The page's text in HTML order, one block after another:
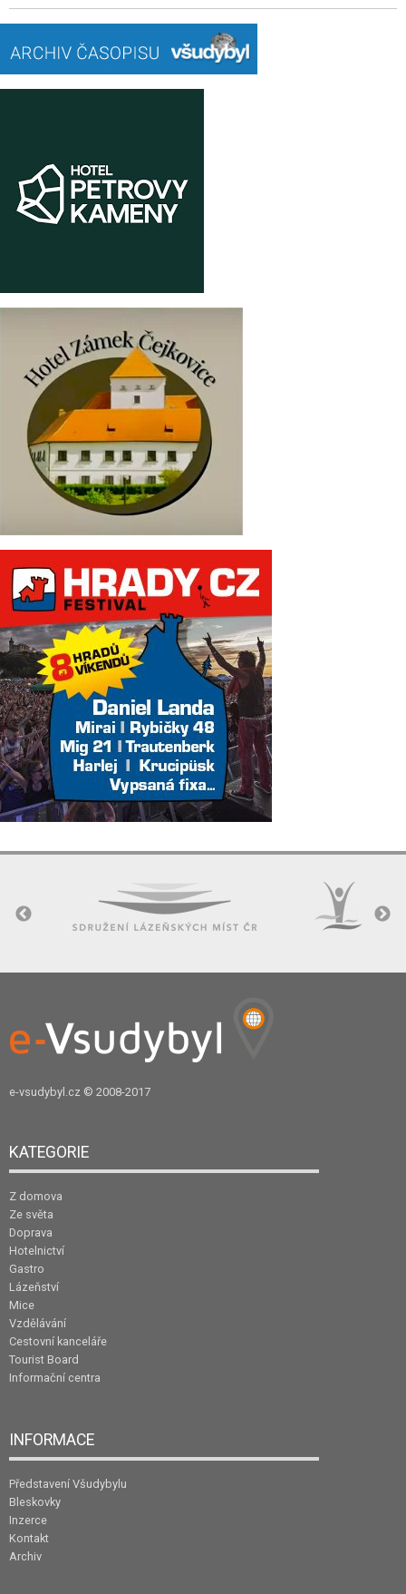
e-vsudybyl.cz © 2008-2017
KATEGORIE
Z domova
Ze světa
Doprava
Hotelnictví
Gastro
Lázeňství
Mice
Vzdělávání
Cestovní kanceláře
Tourist Board
Informační centra
INFORMACE
Představení Všudybylu
Bleskovky
Inzerce
Kontakt
Archiv